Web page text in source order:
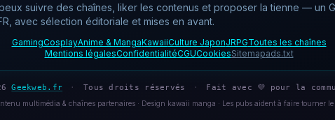
suivre des chaînes, liker les contenus et proposer la tienne — un
avec sélection éditoriale et mises en avant.
GamingCosplayAnime & MangaKawaiiCulture JaponJRPGToutes les chaînes
Mentions légalesConfidentialitéCGUCookiesSitemapads.txt
Geekweb.fr · Tous droits réservés · Fait avec 💜 pour la
multimédia & chaînes partenaires · Design kawaii manga · Les pubs aident à faire tourner le